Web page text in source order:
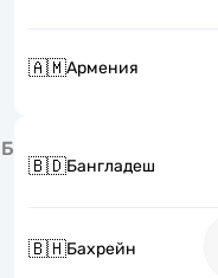
🇦🇲Армения
Б
🇧🇩Бангладеш
🇧🇭Бахрейн